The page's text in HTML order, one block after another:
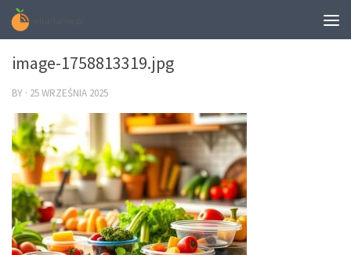
0
image-1758813319.jpg
BY · 25 WRZEŚNIA 2025